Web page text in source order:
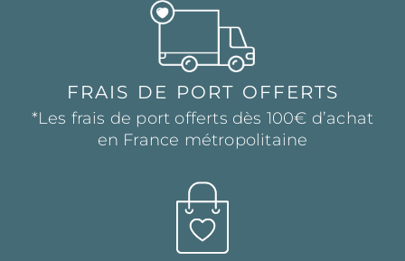
FRAIS DE PORT OFFERTS
*Les frais de port offerts dès 100€ d’achat
en France métropolitaine